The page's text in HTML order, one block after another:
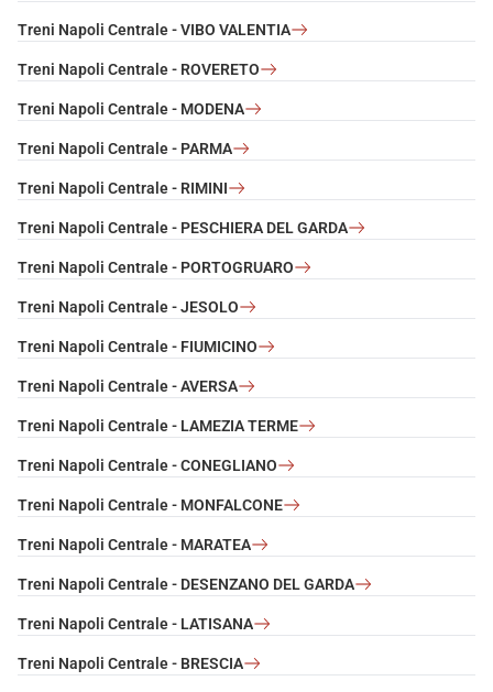
Treni Napoli Centrale - VIBO VALENTIA
Treni Napoli Centrale - ROVERETO
Treni Napoli Centrale - MODENA
Treni Napoli Centrale - PARMA
Treni Napoli Centrale - RIMINI
Treni Napoli Centrale - PESCHIERA DEL GARDA
Treni Napoli Centrale - PORTOGRUARO
Treni Napoli Centrale - JESOLO
Treni Napoli Centrale - FIUMICINO
Treni Napoli Centrale - AVERSA
Treni Napoli Centrale - LAMEZIA TERME
Treni Napoli Centrale - CONEGLIANO
Treni Napoli Centrale - MONFALCONE
Treni Napoli Centrale - MARATEA
Treni Napoli Centrale - DESENZANO DEL GARDA
Treni Napoli Centrale - LATISANA
Treni Napoli Centrale - BRESCIA